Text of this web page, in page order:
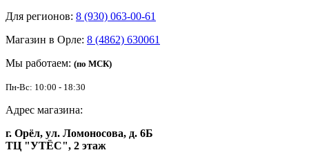
Для регионов: 8 (930) 063-00-61
Магазин в Орле: 8 (4862) 630061
Мы работаем: (по МСК)
Пн-Вс: 10:00 - 18:30
Адрес магазина:
г. Орёл, ул. Ломоносова, д. 6Б
ТЦ "УТЁС", 2 этаж